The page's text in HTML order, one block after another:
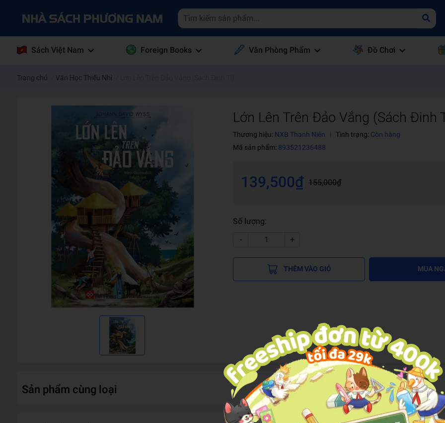
Sách Việt Nam Foreign Books Văn Phòng Phẩm Đồ Chơi
Trang chủ Văn Học Thiếu Nhi
Lớn Lên Trên Đảo Vắng (Sách Đinh
Thương hiệu: NXB Thanh Niên Tình trạng: Còn hàng
Mã sản phẩm: 893521236488
139,500₫ 155,000₫
Số lượng:
-
+
THÊM VÀO GIỎ MUA
Sản phẩm cùng loại